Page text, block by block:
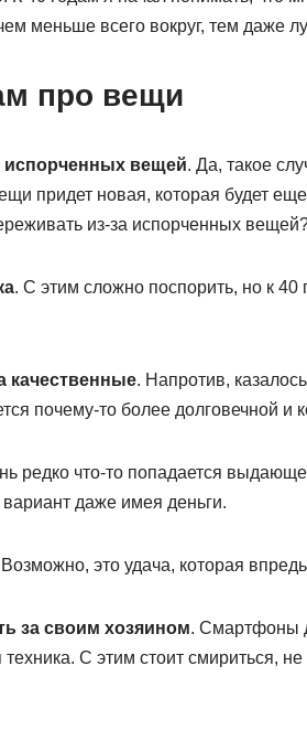
меньше всего вокруг, тем даже
про вещи
испорченных вещей. Да, такое
придет новая, которая будет
из-за испорченных
. С этим сложно поспорить, но к 40
качественные. Напротив,
почему-то более долговечной и
редко что-то попадается
даже имея деньги.
это удача, которая
за своим хозяином. Смартфоны
С этим стоит смириться,